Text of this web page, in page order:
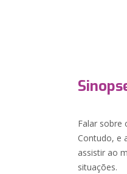
Falar sobre
Contudo, e
assistir ao
situações.